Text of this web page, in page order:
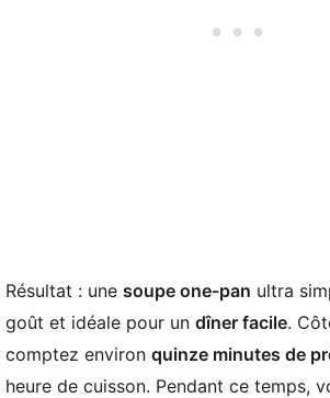
Résultat : une soupe one-pan ultra
goût et idéale pour un dîner facile.
comptez environ quinze minutes de
heure de cuisson. Pendant ce temps,